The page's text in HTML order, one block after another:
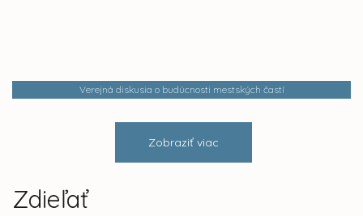
Verejná diskusia o budúcnosti mestských častí
Zobraziť viac
Zdieľať